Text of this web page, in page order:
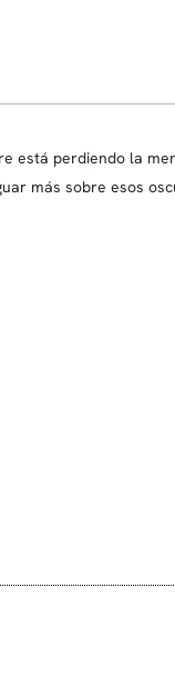
está perdiendo la
más sobre esos